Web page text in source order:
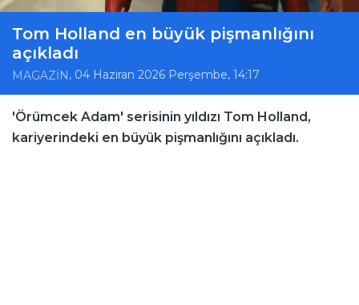
Tom Holland en büyük pişmanlığını
açıkladı
MAGAZİN , 04 Haziran 2026 Perşembe, 14:17
'Örümcek Adam' serisinin yıldızı Tom Holland,
kariyerindeki en büyük pişmanlığını açıkladı.